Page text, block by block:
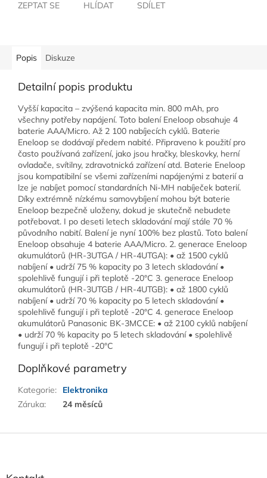
ZEPTAT SE HLÍDAT SDÍLET
Popis Diskuze
Detailní popis produktu
Vyšší kapacita – zvýšená kapacita min. 800 mAh, pro
všechny potřeby napájení. Toto balení Eneloop obsahuje 4
baterie AAA/Micro. Až 2 100 nabíjecích cyklů. Baterie
Eneloop se dodávají předem nabité. Připraveno k použití pro
často používaná zařízení, jako jsou hračky, bleskovky, herní
ovladače, svítilny, zdravotnická zařízení atd. Baterie Eneloop
jsou kompatibilní se všemi zařízeními napájenými z baterií a
lze je nabíjet pomocí standardních Ni-MH nabíječek baterií.
Díky extrémně nízkému samovybíjení mohou být baterie
Eneloop bezpečně uloženy, dokud je skutečně nebudete
potřebovat. I po deseti letech skladování mají stále 70 %
původního nabití. Balení je nyní 100% bez plastů. Toto balení
Eneloop obsahuje 4 baterie AAA/Micro. 2. generace Eneloop
akumulátorů (HR-3UTGA / HR-4UTGA): • až 1500 cyklů
nabíjení • udrží 75 % kapacity po 3 letech skladování •
spolehlivě fungují i při teplotě -20°C 3. generace Eneloop
akumulátorů (HR-3UTGB / HR-4UTGB): • až 1800 cyklů
nabíjení • udrží 70 % kapacity po 5 letech skladování •
spolehlivě fungují i při teplotě -20°C 4. generace Eneloop
akumulátorů Panasonic BK-3MCCE: • až 2100 cyklů nabíjení
• udrží 70 % kapacity po 5 letech skladování • spolehlivě
fungují i při teplotě -20°C
Doplňkové parametry
Kategorie:
Elektronika
Záruka: 24 měsíců